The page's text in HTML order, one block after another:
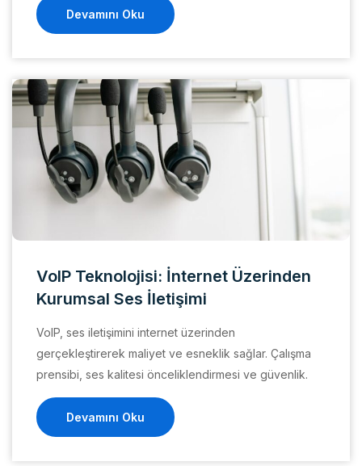
Devamını Oku
VoIP Teknolojisi: İnternet Üzerinden
Kurumsal Ses İletişimi
VoIP, ses iletişimini internet üzerinden
gerçekleştirerek maliyet ve esneklik sağlar. Çalışma
prensibi, ses kalitesi önceliklendirmesi ve güvenlik.
Devamını Oku